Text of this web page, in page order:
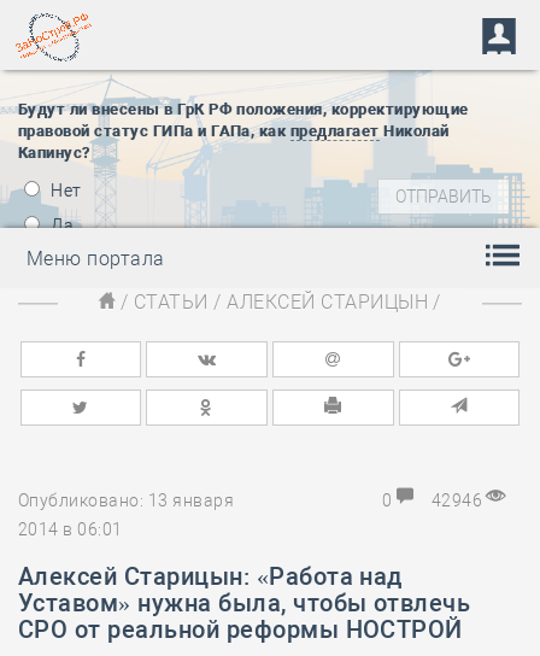
Будут ли внесены в ГрК РФ положения, корректирующие
правовой статус ГИПа и ГАПа, как предлагает Николай
Капинус?
Нет
Да
Меню портала
/ СТАТЬИ /АЛЕКСЕЙ СТАРИЦЫН /
Опубликовано: 13 января
2014 в 06:01
0 42946
Алексей Старицын: «Работа над
Уставом» нужна была, чтобы отвлечь
СРО от реальной реформы НОСТРОЙ